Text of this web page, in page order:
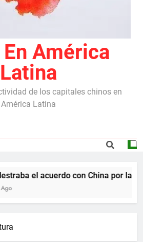
América
Latina
de los capitales chinos en
América Latina
el acuerdo con China por las